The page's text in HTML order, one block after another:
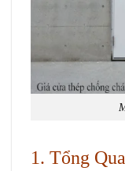
1. Tổng